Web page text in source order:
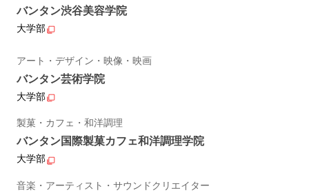
バンタン渋谷美容学院
大学部
アート・デザイン・映像・映画
バンタン芸術学院
大学部
製菓・カフェ・和洋調理
バンタン国際製菓カフェ和洋調理学院
大学部
音楽・アーティスト・サウンドクリエイター